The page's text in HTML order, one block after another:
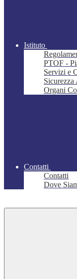
Istituto
PTOF -
Servizi e
Organi
Contatti
Contatti
Dove